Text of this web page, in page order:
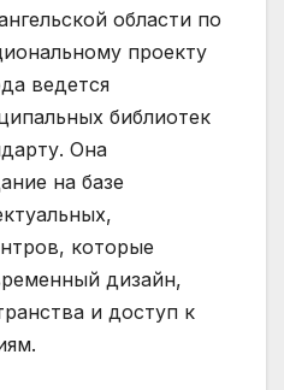
области по
проекту
ведется
библиотек
Она
на базе
которые
дизайн,
и доступ к